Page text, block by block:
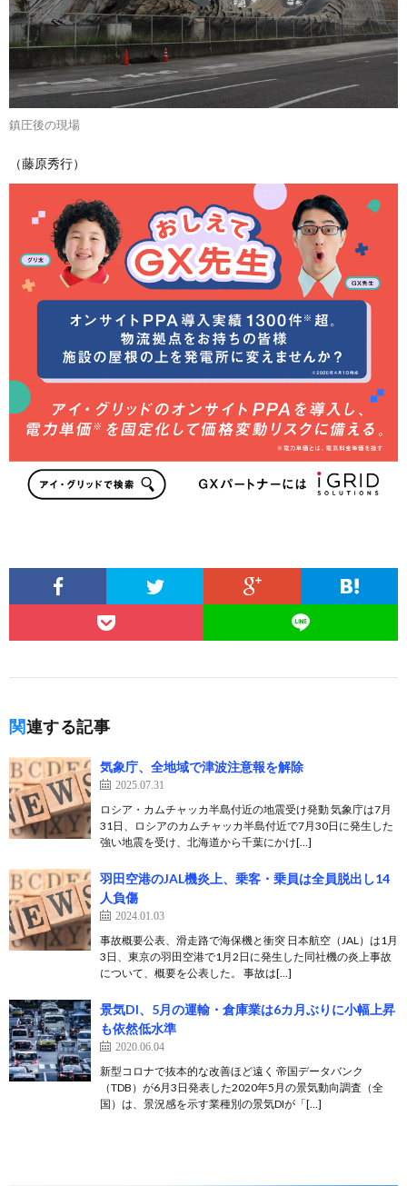
鎮圧後の現場
（藤原秀行）
関連する記事
気象庁、全地域で津波注意報を解除
2025.07.31
ロシア・カムチャッカ半島付近の地震受け発動 気象庁は7月
31日、ロシアのカムチャッカ半島付近で7月30日に発生した
強い地震を受け、北海道から千葉にかけ[…]
羽田空港のJAL機炎上、乗客・乗員は全員脱出し14
人負傷
2024.01.03
事故概要公表、滑走路で海保機と衝突 日本航空（JAL）は1月
3日、東京の羽田空港で1月2日に発生した同社機の炎上事故
について、概要を公表した。 事故は[…]
景気DI、5月の運輸・倉庫業は6カ月ぶりに小幅上昇
も依然低水準
2020.06.04
新型コロナで抜本的な改善ほど遠く 帝国データバンク
（TDB）が6月3日発表した2020年5月の景気動向調査（全
国）は、景況感を示す業種別の景気DIが「[…]